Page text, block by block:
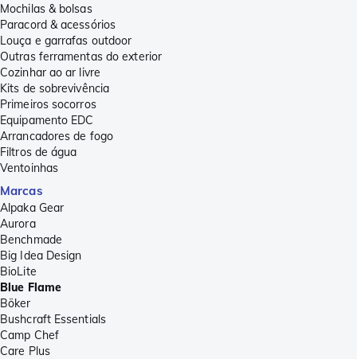
Mochilas & bolsas
Paracord & acessórios
Louça e garrafas outdoor
Outras ferramentas do exterior
Cozinhar ao ar livre
Kits de sobrevivência
Primeiros socorros
Equipamento EDC
Arrancadores de fogo
Filtros de água
Ventoinhas
Marcas
Alpaka Gear
Aurora
Benchmade
Big Idea Design
BioLite
Blue Flame
Böker
Bushcraft Essentials
Camp Chef
Care Plus